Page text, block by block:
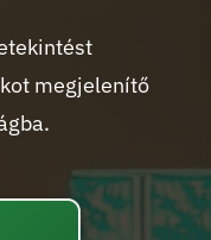
megjelenítő